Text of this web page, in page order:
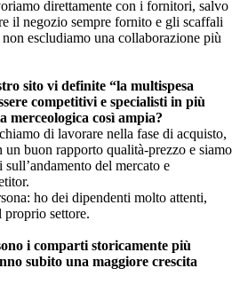
direttamente con i fornitori, salvo
il negozio sempre fornito e gli scaffali
escludiamo una collaborazione più
sito vi definite “la multispesa
competitivi e specialisti in più
merceologica così ampia?
di lavorare nella fase di acquisto,
un buon rapporto qualità-prezzo e siamo
del mercato e
ho dei dipendenti molto attenti,
proprio settore.
i comparti storicamente più
subito una maggiore crescita